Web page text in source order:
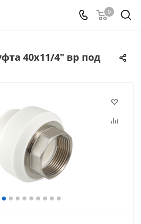
0
40х11/4" вр под